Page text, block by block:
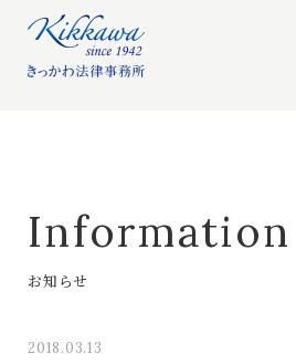
Information
お知らせ
2018.03.13